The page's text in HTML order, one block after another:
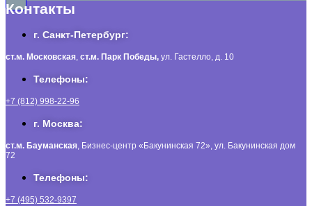
Контакты
г. Санкт-Петербург:
ст.м. Московская, ст.м. Парк Победы, ул. Гастелло, д. 10
Телефоны:
+7 (812) 998-22-96
г. Москва:
ст.м. Бауманская, Бизнес-центр «Бакунинская 72», ул. Бакунинская дом
72
Телефоны:
+7 (495) 532-9397